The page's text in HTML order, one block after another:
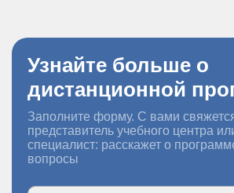
Узнайте больше о
дистанционной
Заполните форму. С вами
представитель учебного центра
специалист: расскажет о
вопросы